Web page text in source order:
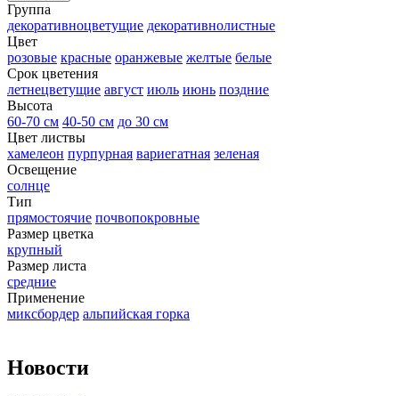
Группа
декоративноцветущие декоративнолистные
Цвет
розовые красные оранжевые желтые белые
Срок цветения
летнецветущие август июль июнь поздние
Высота
60-70 см 40-50 см до 30 см
Цвет листвы
хамелеон пурпурная вариегатная зеленая
Освещение
солнце
Тип
прямостоячие почвопокровные
Размер цветка
крупный
Размер листа
средние
Применение
миксбордер альпийская горка
Новости